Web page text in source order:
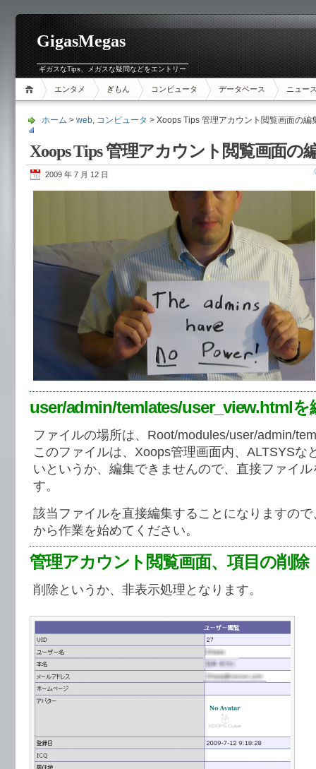
GigasMegas
ギガスなTips、メガスな疑問などをエントリー
エンタメ ぎもん コンピュータ データベース ニュー
ホーム > web, コンピュータ > Xoops Tips 管理アカウント閲覧画面の編
Xoops Tips 管理アカウント閲覧画面の
2009 年 7 月 12 日
user/admin/temlates/user_view.htmlを
ファイルの場所は、Root/modules/user/admin/
このファイルは、Xoops管理画面内、ALTSYSな
いというか、編集できませんので、直接ファイ
す。
該当ファイルを直接編集することになりますの
から作業を始めてください。
管理アカウント閲覧画面、項目の削除
削除というか、非表示処理となります。